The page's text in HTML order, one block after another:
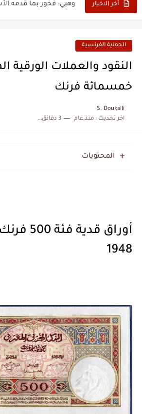
أخر الاخبار
الحرب الهولندية المغربية (1775-
الحماية الفرنسية
خمسمائة فرنك
S. Doukalli
اخر تحديث :منذ عام 3 دقائق للقراءة
المحتويات
أوراق
1948